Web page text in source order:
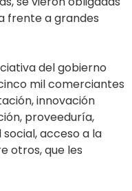
frente a grandes
del gobierno
mil comerciantes
innovación
proveeduría,
acceso a la
otros, que les